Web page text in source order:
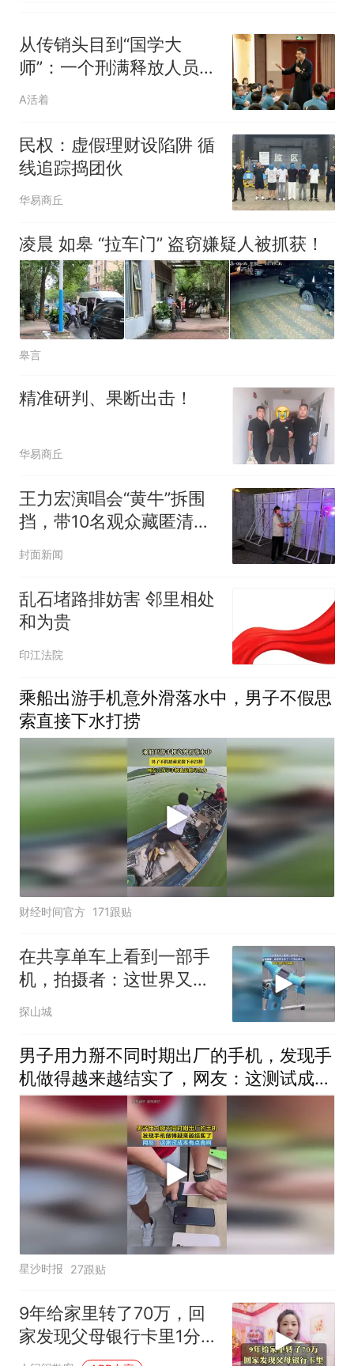
从传销头目到“国学大
师”：一个刑满释放人员的
“洗白”之路
A活着
民权：虚假理财设陷阱 循
线追踪捣团伙
华易商丘
凌晨 如皋 “拉车门” 盗窃嫌疑人被抓获！
皋言
精准研判、果断出击！
华易商丘
王力宏演唱会“黄牛”拆围
挡，带10名观众藏匿清洁
室被当场查获；西安警
封面新闻
乱石堵路排妨害 邻里相处
和为贵
印江法院
乘船出游手机意外滑落水中，男子不假思
索直接下水打捞
财经时间官方 171跟贴
在共享单车上看到一部手
机，拍摄者：这世界又多
了一个伤心的人
探山城
男子用力掰不同时期出厂的手机，发现手
机做得越来越结实了，网友：这测试成本
有点高啊
星沙时报 27跟贴
9年给家里转了70万，回
家发现父母银行卡里1分钱
都没有